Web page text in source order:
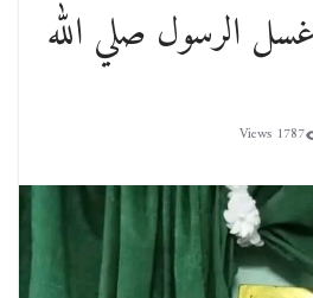
الرسول صلي الله
1787 Views